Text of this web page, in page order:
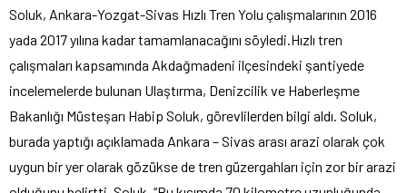
Soluk, Ankara-Yozgat-Sivas Hızlı Tren Yolu çalışmalarının 2016
yada 2017 yılına kadar tamamlanacağını söyledi. Hızlı tren
çalışmaları kapsamında Akdağmadeni ilçesindeki şantiyede
incelemelerde bulunan Ulaştırma, Denizcilik ve Haberleşme
Bakanlığı Müsteşarı Habip Soluk, görevlilerden bilgi aldı. Soluk,
burada yaptığı açıklamada Ankara – Sivas arası arazi olarak çok
uygun bir yer olarak gözükse de tren güzergahları için zor bir arazi